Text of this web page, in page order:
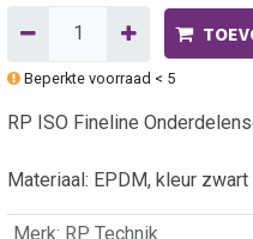
Beperkte voorraad < 5
RP ISO Fineline
Materiaal: EPDM, kleur zwart
Merk: RP Technik